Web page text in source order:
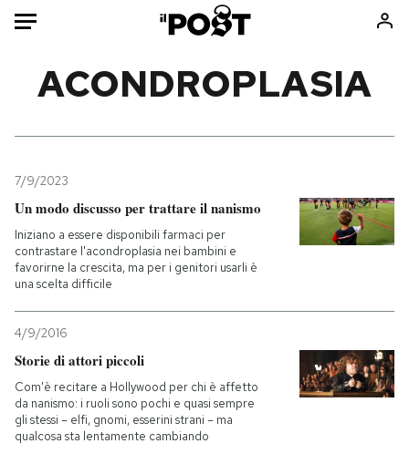
Mondo
Politica
Tecnologia
Internet
Scienza
Cultura
Economia
Sport
Consumismi
Ok Boomer!
Europa
Mondiali calcio 2026
PODCAST
ACONDROPLASIA
7/9/2023
Un modo discusso per trattare il nanismo
Iniziano a essere disponibili farmaci per
contrastare l'acondroplasia nei bambini e
favorirne la crescita, ma per i genitori usarli è
una scelta difficile
4/9/2016
Storie di attori piccoli
Com'è recitare a Hollywood per chi è affetto
da nanismo: i ruoli sono pochi e quasi sempre
gli stessi – elfi, gnomi, esserini strani – ma
qualcosa sta lentamente cambiando